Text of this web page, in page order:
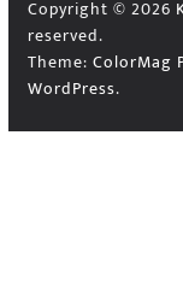
Copyright © 2026
reserved.
Theme: ColorMag
WordPress.